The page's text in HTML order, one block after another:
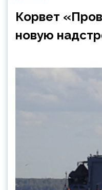
Корвет
новую